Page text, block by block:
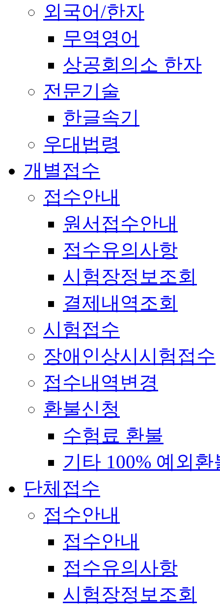
외국어/한자
무역영어
상공회의소 한자
전문기술
한글속기
우대법령
개별접수
접수안내
원서접수안내
접수유의사항
시험장정보조회
결제내역조회
시험접수
장애인상시시험접수
접수내역변경
환불신청
수험료 환불
기타 100% 예외환
단체접수
접수안내
접수안내
접수유의사항
시험장정보조회